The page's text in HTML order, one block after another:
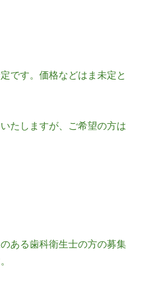
です。価格などはま未定と
たしますが、ご希望の方は
ある歯科衛生士の方の募集